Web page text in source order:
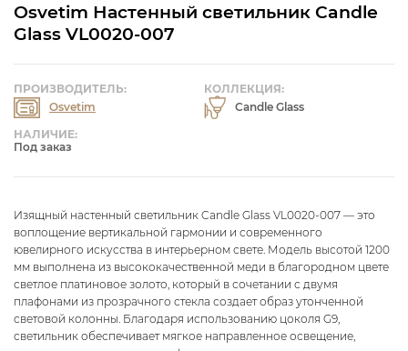
Osvetim Настенный светильник Candle
Glass VL0020-007
НАЛИЧИЕ:
Под заказ
КОЛЛЕКЦИЯ:
Candle Glass
ПРОИЗВОДИТЕЛЬ:
Osvetim
Изящный настенный светильник Candle Glass VL0020-007 — это
воплощение вертикальной гармонии и современного
ювелирного искусства в интерьерном свете. Модель высотой 1200
мм выполнена из высококачественной меди в благородном цвете
светлое платиновое золото, который в сочетании с двумя
плафонами из прозрачного стекла создает образ утонченной
световой колонны. Благодаря использованию цоколя G9,
светильник обеспечивает мягкое направленное освещение,